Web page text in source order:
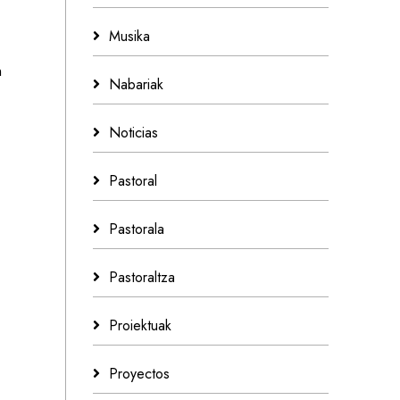
Musika
Nabariak
Noticias
Pastoral
Pastorala
Pastoraltza
Proiektuak
Proyectos